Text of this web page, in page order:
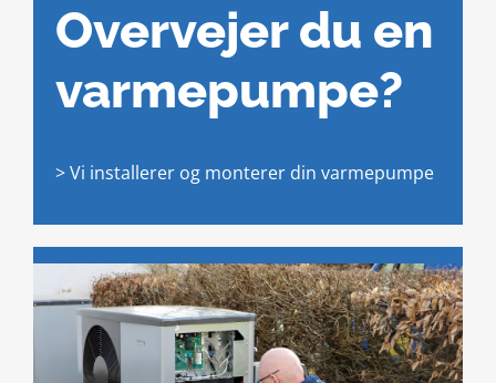
Overvejer du en
varmepumpe?
> Vi installerer og monterer din varmepumpe